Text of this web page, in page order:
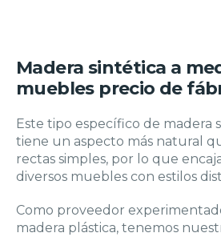
Madera sintética a
muebles precio de
Este tipo específico de madera
tiene un aspecto más natural
rectas simples, por lo que
diversos muebles con estilos
Como proveedor
madera plástica, tenemos